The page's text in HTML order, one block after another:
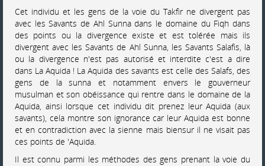
Cet individu et les gens de la voie du Takfir ne divergent pas
avec les Savants de Ahl Sunna dans le domaine du Fiqh dans
des points ou la divergence existe et est tolérée mais ils
divergent avec les Savants de Ahl Sunna, les Savants Salafis, là
ou la divergence n'est pas autorisé et interdite c'est a dire
dans La Aquida ! La Aquida des savants est celle des Salafs, des
gens de la sunna et notamment envers le gouverneur
musulman et son obéissance qui rentre dans le domaine de la
Aquida, ainsi lorsque cet individu dit prenez leur Aquida (aux
savants), cela montre son ignorance car leur Aquida est bonne
et en contradiction avec la sienne mais biensur il ne visait pas
ces points de 'Aquida.
Il est connu parmi les méthodes des gens prenant la voie du